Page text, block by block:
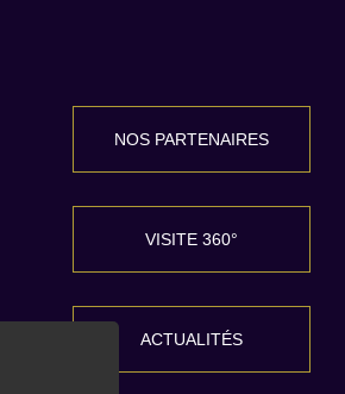
NOS PARTENAIRES
VISITE 360°
ACTUALITÉS